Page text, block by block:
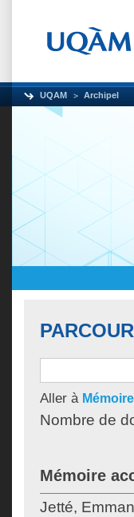
UQAM Archipel
Aller à
Nombre de
Mémoire
Jetté,